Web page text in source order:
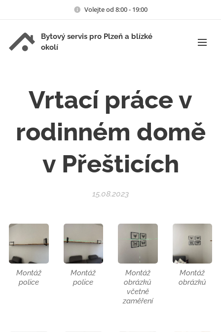
Volejte od 8:00 - 19:00
Bytový servis pro Plzeň a blízké
okolí
Vrtací práce v
rodinném domě
v Přešticích
15.08.2023
Montáž
police
Montáž
police
Montáž
obrázků
včetně
zaměření
Montáž
obrázků